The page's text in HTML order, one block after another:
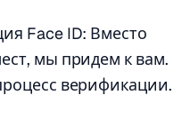
Face ID: Вместо
мы придем к вам.
верификации.